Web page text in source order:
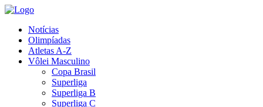
Notícias
Olimpíadas
Atletas A-Z
Vôlei Masculino
Copa Brasil
Superliga
Superliga B
Superliga C